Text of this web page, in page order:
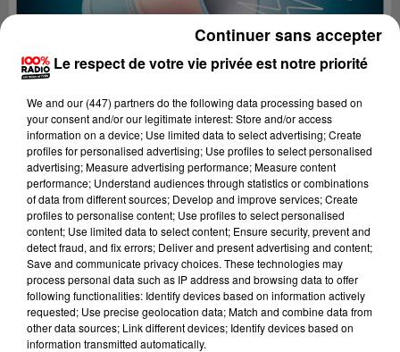
Lecture (2 min 22 sec)
100%
Le respect de votre vie privée est notre priorité
We and our (447) partnersdo the following data processing based on
your consent and/or our legitimate interest: Store and/or access
information on a device; Use limited data to select advertising; Create
profiles for personalised advertising; Use profiles to select personalised
advertising; Measure advertising performance; Measure content
performance; Understand audiences through statistics or combinations
of data from different sources; Develop and improve services; Create
profiles to personalise content; Use profiles to select personalised
content; Use limited data to select content; Ensure security, prevent and
detect fraud, and fix errors; Deliver and present advertising and content;
Save and communicate privacy choices. These technologies may
process personal data such as IP address and browsing data to offer
following functionalities: Identify devices based on information actively
requested; Use precise geolocation data; Match and combine data from
other data sources; Link different devices; Identify devices based on
information transmitted automatically.
Continuer sans accepter